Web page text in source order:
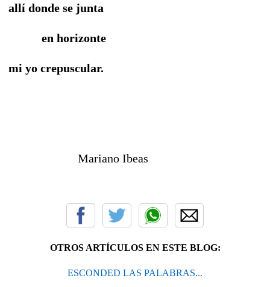
allí donde se junta
en horizonte
mi yo crepuscular.
Mariano Ibeas
OTROS ARTÍCULOS EN ESTE BLOG:
ESCONDED LAS PALABRAS...